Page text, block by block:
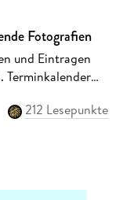
Fotografien
und Eintragen
Terminkalender
212 Lesepunkte